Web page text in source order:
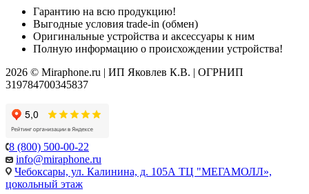
Гарантию на всю продукцию!
Выгодные условия trade-in (обмен)
Оригинальные устройства и аксессуары к ним
Полную информацию о происхождении устройства!
2026 © Miraphone.ru | ИП Яковлев К.В. | ОГРНИП
319784700345837
8 (800) 500-00-22
info@miraphone.ru
Чебоксары, ул. Калинина, д. 105А ТЦ "МЕГАМОЛЛ»,
цокольный этаж